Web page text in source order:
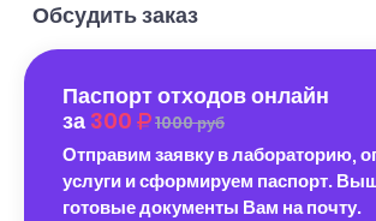
Обсудить заказ
Паспорт отходов онлайн
за 300 1000 руб
Отправим заявку в лабораторию,
услуги и сформируем паспорт.
готовые документы Вам на почту.